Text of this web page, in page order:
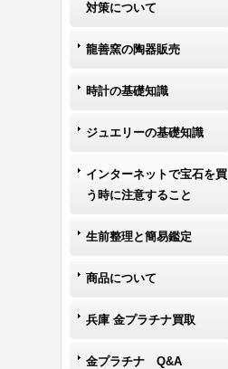
対策について
龍善窯の陶器販売
時計の基礎知識
ジュエリーの基礎知識
インターネットで宝石を買
う時に注意すること
生前整理と簡易鑑定
商品について
兵庫 金プラチナ買取
金プラチナ Q&A